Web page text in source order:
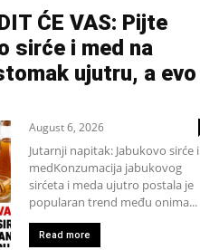
ĆE VAS: Pijte
sirće i med na
ujutru, a evo
August 6, 2026
Jutarnji napitak: Jabukovo sirće i
medKonzumacija jabukovog
sirćeta i meda ujutro postala je
popularan trend među onima...
Read more